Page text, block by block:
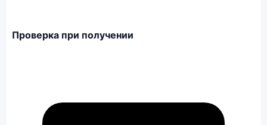
Проверка при получении